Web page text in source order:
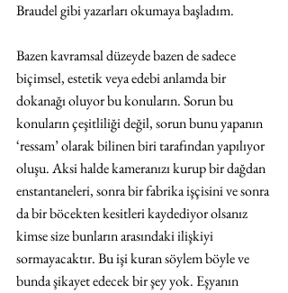
Braudel gibi yazarları okumaya başladım.
Bazen kavramsal düzeyde bazen de sadece
biçimsel, estetik veya edebi anlamda bir
dokanağı oluyor bu konuların. Sorun bu
konuların çeşitliliği değil, sorun bunu yapanın
‘ressam’ olarak bilinen biri tarafından yapılıyor
oluşu. Aksi halde kameranızı kurup bir dağdan
enstantaneleri, sonra bir fabrika işçisini ve sonra
da bir böcekten kesitleri kaydediyor olsanız
kimse size bunların arasındaki ilişkiyi
sormayacaktır. Bu işi kuran söylem böyle ve
bunda şikayet edecek bir şey yok. Eşyanın